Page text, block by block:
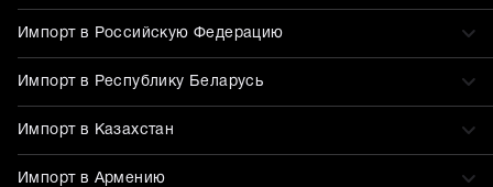
Импорт в Российскую Федерацию
Импорт в Республику Беларусь
Импорт в Казахстан
Импорт в Армению